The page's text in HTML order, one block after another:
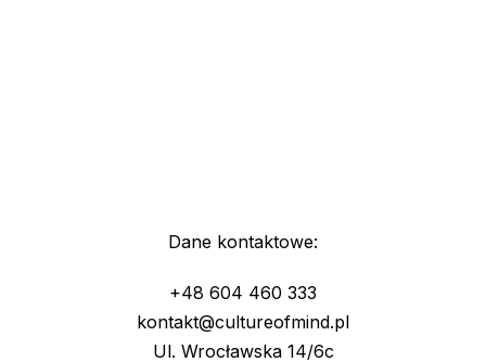
Dane kontaktowe:
+48 604 460 333
kontakt@cultureofmind.pl
Ul. Wrocławska 14/6c